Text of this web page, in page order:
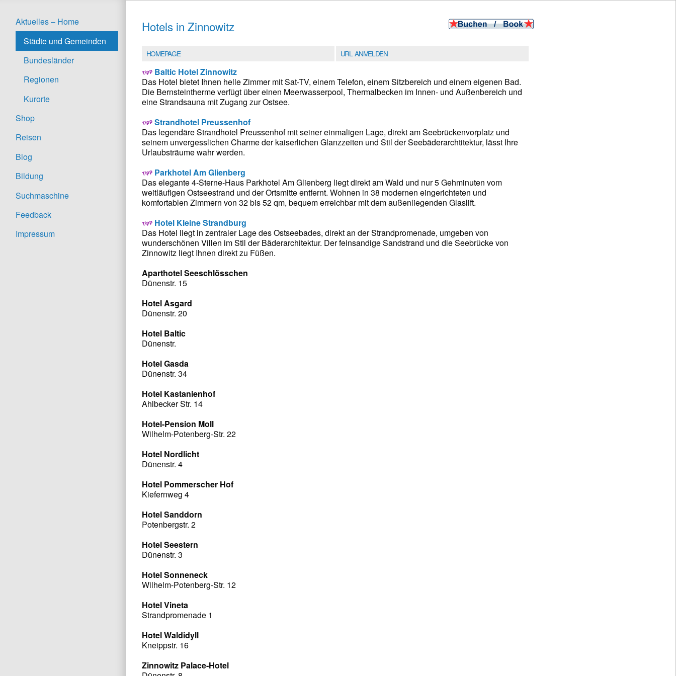
Aktuelles – Home
Städte und Gemeinden
Bundesländer
Regionen
Kurorte
Shop
Reisen
Blog
Bildung
Suchmaschine
Feedback
Impressum
Hotels in Zinnowitz
HOMEPAGE URL ANMELDEN
Baltic Hotel Zinnowitz
Das Hotel bietet Ihnen helle Zimmer mit Sat-TV, einem Telefon, einem Sitzbereich und einem eigenen Bad.
Die Bernsteintherme verfügt über einen Meerwasserpool, Thermalbecken im Innen- und Außenbereich und
eine Strandsauna mit Zugang zur Ostsee.
Strandhotel Preussenhof
Das legendäre Strandhotel Preussenhof mit seiner einmaligen Lage, direkt am Seebrückenvorplatz und
seinem unvergesslichen Charme der kaiserlichen Glanzzeiten und Stil der Seebäderarchtitektur, lässt Ihre
Urlaubsträume wahr werden.
Parkhotel Am Glienberg
Das elegante 4-Sterne-Haus Parkhotel Am Glienberg liegt direkt am Wald und nur 5 Gehminuten vom
weitläufigen Ostseestrand und der Ortsmitte entfernt. Wohnen in 38 modernen eingerichteten und
komfortablen Zimmern von 32 bis 52 qm, bequem erreichbar mit dem außenliegenden Glaslift.
Hotel Kleine Strandburg
Das Hotel liegt in zentraler Lage des Ostseebades, direkt an der Strandpromenade, umgeben von
wunderschönen Villen im Stil der Bäderarchitektur. Der feinsandige Sandstrand und die Seebrücke von
Zinnowitz liegt Ihnen direkt zu Füßen.
Aparthotel Seeschlösschen
Dünenstr. 15
Hotel Asgard
Dünenstr. 20
Hotel Baltic
Dünenstr.
Hotel Gasda
Dünenstr. 34
Hotel Kastanienhof
Ahlbecker Str. 14
Hotel-Pension Moll
Wilhelm-Potenberg-Str. 22
Hotel Nordlicht
Dünenstr. 4
Hotel Pommerscher Hof
Kiefernweg 4
Hotel Sanddorn
Potenbergstr. 2
Hotel Seestern
Dünenstr. 3
Hotel Sonneneck
Wilhelm-Potenberg-Str. 12
Hotel Vineta
Strandpromenade 1
Hotel Waldidyll
Kneippstr. 16
Zinnowitz Palace-Hotel